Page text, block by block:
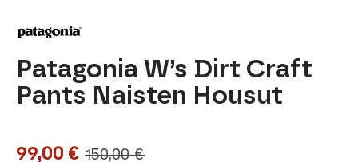
Patagonia W’s Dirt Craft
Pants Naisten Housut
150,00€
99,00 €